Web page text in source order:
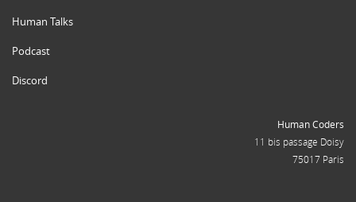
Human Talks
Podcast
Discord
Human Coders
11 bis passage Doisy
75017 Paris